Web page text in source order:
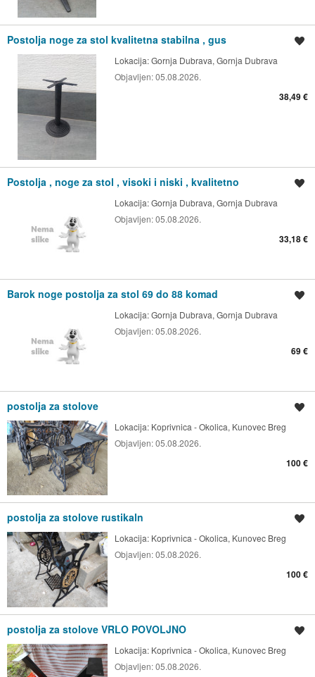
Postolja noge za stol kvalitetna stabilna , gus
Lokacija:Gornja Dubrava, Gornja Dubrava
Objavljen:05.08.2026.
38,49 €
Postolja , noge za stol , visoki i niski , kvalitetno
Lokacija:Gornja Dubrava, Gornja Dubrava
Objavljen:05.08.2026.
33,18 €
Barok noge postolja za stol 69 do 88 komad
Lokacija:Gornja Dubrava, Gornja Dubrava
Objavljen:05.08.2026.
69 €
postolja za stolove
Lokacija: Koprivnica - Okolica, Kunovec Breg
Objavljen:05.08.2026.
100 €
postolja za stolove rustikaln
Lokacija: Koprivnica - Okolica, Kunovec Breg
Objavljen:05.08.2026.
100 €
postolja za stolove VRLO POVOLJNO
Lokacija: Koprivnica - Okolica, Kunovec Breg
Objavljen:05.08.2026.